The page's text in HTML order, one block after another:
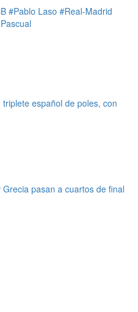
#Pablo Laso #Real-Madrid
español de poles, con
pasan a cuartos de final